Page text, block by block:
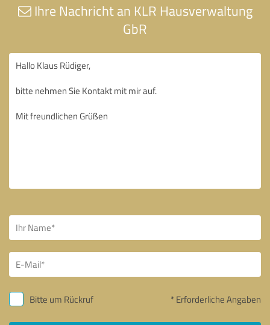
Ihre Nachricht an KLR Hausverwaltung
GbR
Bitte um Rückruf * Erforderliche Angaben